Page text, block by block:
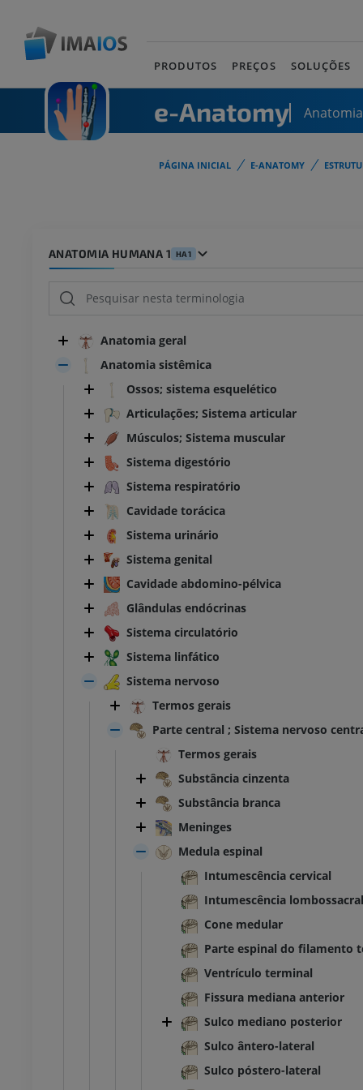
PRODUTOS PREÇOS SOLUÇÕES
e-Anatomy
PÁGINA INICIAL E-ANATOMY
ANATOMIA HUMANA 1 HA1
Anatomia geral
Anatomia sistêmica
Ossos; sistema esquelético
Articulações; Sistema articular
Músculos; Sistema muscular
Sistema digestório
Sistema respiratório
Cavidade torácica
Sistema urinário
Sistema genital
Cavidade abdomino-pélvica
Glândulas endócrinas
Sistema circulatório
Sistema linfático
Sistema nervoso
Termos gerais
Parte central ; Sistema nervoso
Termos gerais
Substância cinzenta
Substância branca
Meninges
Medula espinal
Intumescência cervical
Intumescência lombossacral
Cone medular
Parte espinal do filamento
Ventrículo terminal
Fissura mediana anterior
Sulco mediano posterior
Sulco ântero-lateral
Sulco póstero-lateral